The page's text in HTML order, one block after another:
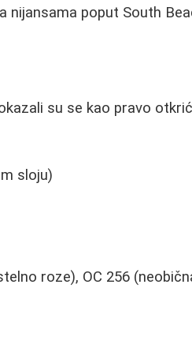
nijansama poput South
su se kao pravo
sloju)
roze), OC 256